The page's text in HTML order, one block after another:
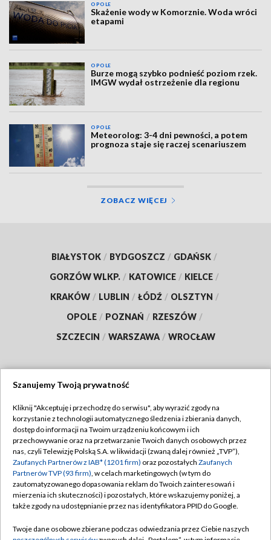
OPOLE
Skażenie wody w Komorznie. Woda wróci
etapami
OPOLE
Burze mogą szybko podnieść poziom rzek.
IMGW wydał ostrzeżenie dla regionu
OPOLE
Meteorolog: 3-4 dni pewności, a potem
prognoza staje się raczej scenariuszem
ZOBACZ WIĘCEJ
BIAŁYSTOK / BYDGOSZCZ / GDAŃSK /
GORZÓW WLKP. / KATOWICE / KIELCE /
KRAKÓW / LUBLIN / ŁÓDŹ / OLSZTYN /
OPOLE / POZNAŃ / RZESZÓW /
SZCZECIN / WARSZAWA / WROCŁAW
TVP
Abonament TVP
Emisja w TVP
Centrum informacji TVP
Naziemna Telewizja Cyfrowa
Regulamin TVP
Polityka prywatności
Moje zgody
Pomoc
Szanujemy Twoją prywatność
Kliknij "Akceptuję i przechodzę do serwisu", aby wyrazić zgody na
korzystanie z technologii automatycznego śledzenia i zbierania danych,
dostęp do informacji na Twoim urządzeniu końcowym i ich
przechowywanie oraz na przetwarzanie Twoich danych osobowych przez
nas, czyli Telewizję Polską S.A. w likwidacji (zwaną dalej również „TVP”),
Zaufanych Partnerów z IAB* (1201 firm) oraz pozostałych Zaufanych
Partnerów TVP (93 firm), w celach marketingowych (w tym do
zautomatyzowanego dopasowania reklam do Twoich zainteresowań i
mierzenia ich skuteczności) i pozostałych, które wskazujemy poniżej, a
także zgody na udostępnianie przez nas identyfikatora PPID do Google.
Twoje dane osobowe zbierane podczas odwiedzania przez Ciebie naszych